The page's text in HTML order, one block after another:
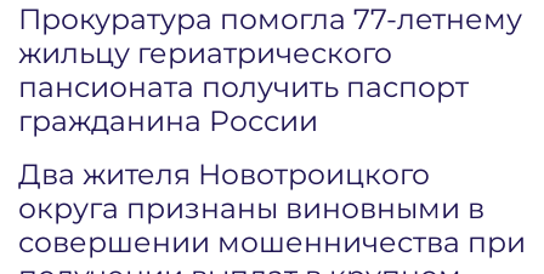
Прокуратура помогла 77-летнему
жильцу гериатрического
пансионата получить паспорт
гражданина России
Два жителя Новотроицкого
округа признаны виновными в
совершении мошенничества при